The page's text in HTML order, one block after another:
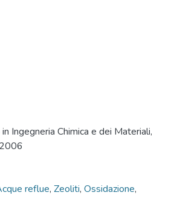
Ingegneria Chimica e dei Materiali,
reflue, Zeoliti, Ossidazione,